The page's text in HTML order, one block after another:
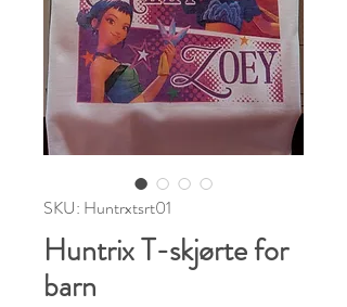
SKU: Huntrxtsrt01
Huntrix T-skjørte for
barn